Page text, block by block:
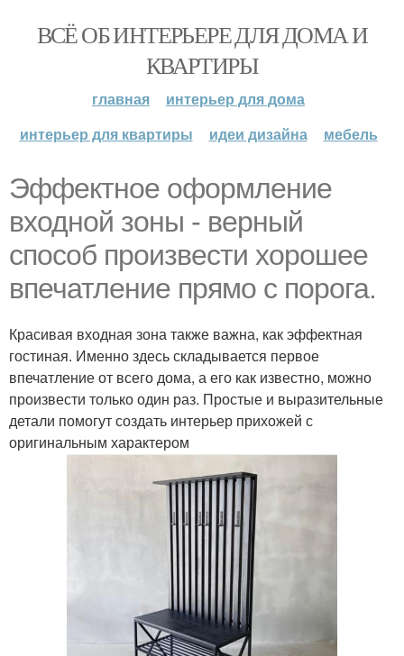
ВСЁ ОБ ИНТЕРЬЕРЕ ДЛЯ ДОМА И
КВАРТИРЫ
главная
интерьер для дома
интерьер для квартиры
идеи дизайна мебель
Эффектное оформление
входной зоны - верный
способ произвести хорошее
впечатление прямо с порога.
Красивая входная зона также важна, как эффектная
гостиная. Именно здесь складывается первое
впечатление от всего дома, а его как известно, можно
произвести только один раз. Простые и выразительные
детали помогут создать интерьер прихожей с
оригинальным характером